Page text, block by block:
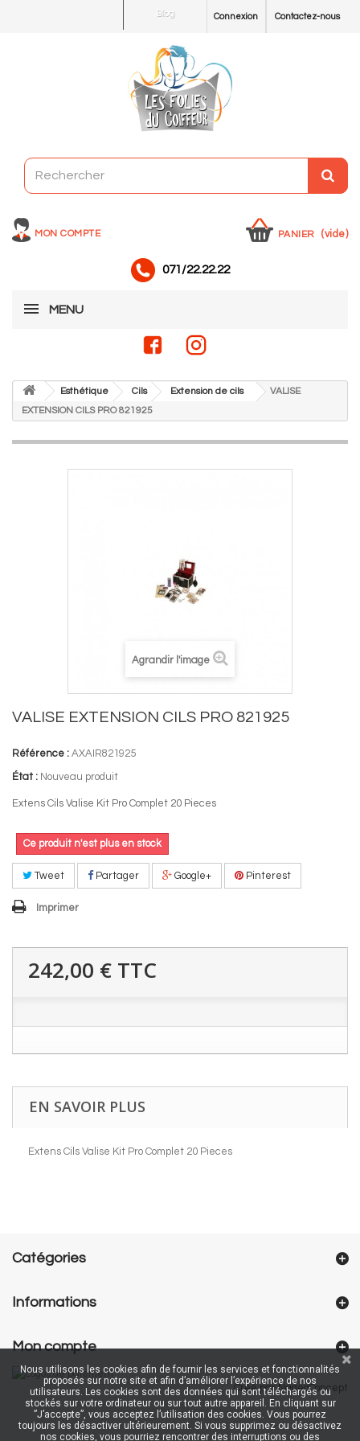
Contactez-nous
Connexion
Blog
MON COMPTE PANIER (vide)
071/22.22.22
MENU
Esthétique Cils Extension de cils
VALISE
EXTENSION CILS PRO 821925
Agrandir l'image
VALISE EXTENSION CILS PRO 821925
Référence : AXAIR821925
État : Nouveau produit
Extens Cils Valise Kit Pro Complet 20 Pieces
Ce produit n'est plus en stock
Tweet Partager Google+ Pinterest
Imprimer
242,00 € TTC
EN SAVOIR PLUS
Extens Cils Valise Kit Pro Complet 20 Pieces
Catégories
Informations
Mon compte
Créé par NageoConcept
Nous utilisons les cookies afin de fournir les services et fonctionnalités
proposés sur notre site et afin d’améliorer l’expérience de nos
utilisateurs. Les cookies sont des données qui sont téléchargés ou
stockés sur votre ordinateur ou sur tout autre appareil. En cliquant sur
”J’accepte”, vous acceptez l’utilisation des cookies. Vous pourrez
toujours les désactiver ultérieurement. Si vous supprimez ou désactivez
nos cookies, vous pourriez rencontrer des interruptions ou des